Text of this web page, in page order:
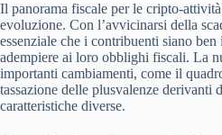
Il panorama fiscale per le cripto-
evoluzione. Con l’avvicinarsi della
essenziale che i contribuenti siano
adempiere ai loro obblighi fiscali. La
importanti cambiamenti, come il
tassazione delle plusvalenze derivanti
caratteristiche diverse.